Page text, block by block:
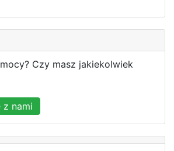
Czy masz jakiekolwiek
z nami